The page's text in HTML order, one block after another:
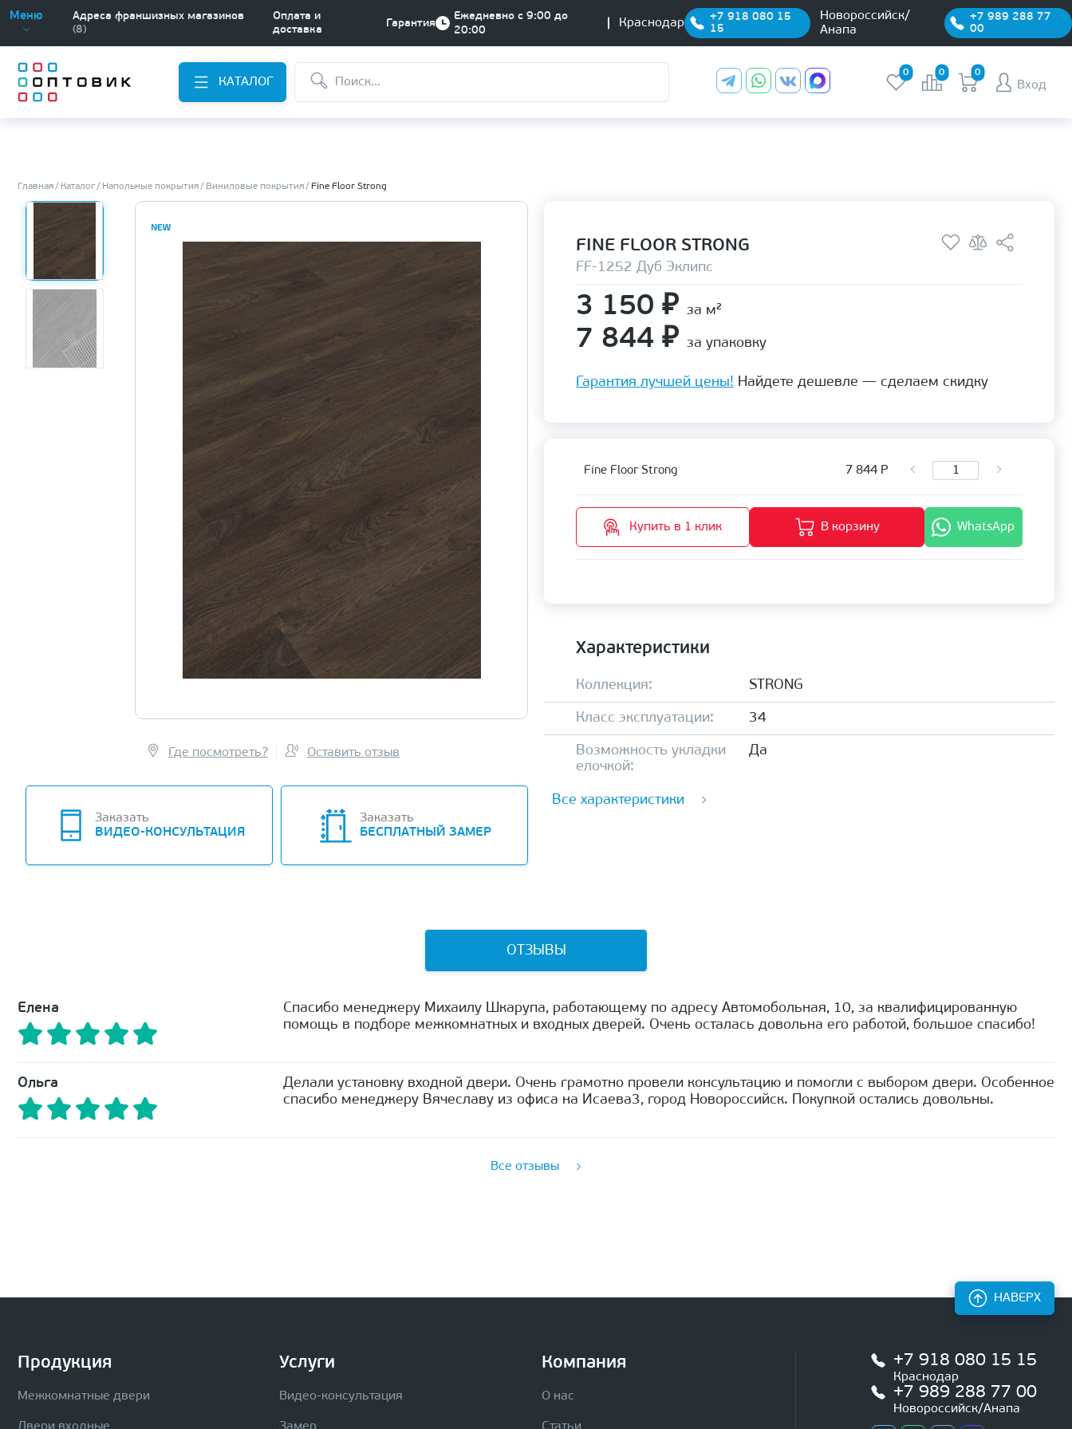
Меню
Адреса франшизных магазинов
(8)
Оплата и
доставка
Гарантия
Ежедневно с 9:00 до
20:00
Краснодар
+7 918 080 15
15
Новороссийск/
Анапа
+7 989 288 77
00
КАТАЛОГ
0 0 0
Вход
Главная Каталог Напольные покрытия Виниловые покрытия Fine Floor Strong
Где посмотреть? Оставить отзыв
Заказать
ВИДЕО-КОНСУЛЬТАЦИЯ
Заказать
БЕСПЛАТНЫЙ ЗАМЕР
FINE FLOOR STRONG
FF-1252 Дуб Эклипс
3 150 ₽ за м²
7 844 ₽ за упаковку
Гарантия лучшей цены! Найдете дешевле — сделаем скидку
Fine Floor Strong 7 844 Р
Купить в 1 клик В корзину WhatsApp
Характеристики
Коллекция: STRONG
Класс эксплуатации: 34
Возможность укладки
елочкой:
Да
Все характеристики
ОТЗЫВЫ
Елена
Спасибо менеджеру Михаилу Шкарупа, работающему по адресу Автомобольная, 10, за квалифицированную
помощь в подборе межкомнатных и входных дверей. Очень осталась довольна его работой, большое спасибо!
Ольга
Делали установку входной двери. Очень грамотно провели консультацию и помогли с выбором двери. Особенное
спасибо менеджеру Вячеславу из офиса на Исаева3, город Новороссийск. Покупкой остались довольны.
Все отзывы
Продукция
Межкомнатные двери
Услуги
Видео-консультация
Компания
О нас
+7 918 080 15 15
Краснодар
+7 989 288 77 00
Новороссийск/Анапа
НАВЕРХ